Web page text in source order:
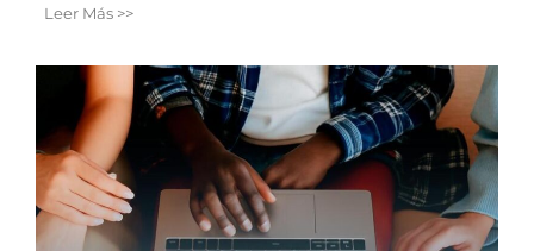
Leer Más >>